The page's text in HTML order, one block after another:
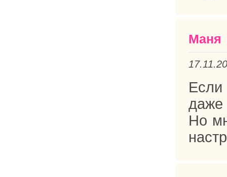
Маня
даже
Но